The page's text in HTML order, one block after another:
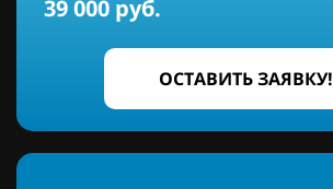
39 000 руб.
ОСТАВИТЬ ЗАЯВКУ!